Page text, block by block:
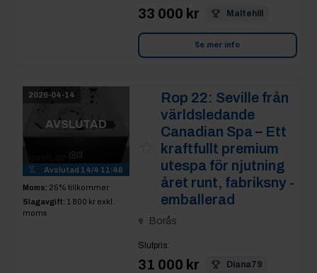
33 000 kr Maltehill
Se mer info
2026-04-14
AVSLUTAD
3
Avslutad 14/4 11:46
Moms: 25% tillkommer
Slagavgift: 1 800 kr exkl.
moms
Rop 22: Seville från
världsledande
Canadian Spa – Ett
kraftfullt premium
utespa för njutning
året runt, fabriksny -
emballerad
Borås
Slutpris:
31 000 kr Diana79